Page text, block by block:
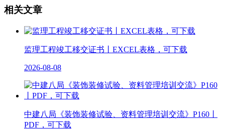
相关文章
监理工程竣工移交证书丨EXCEL表格，可下载
2026-08-08
中建八局《装饰装修试验、资料管理培训交流》P160丨
PDF，可下载